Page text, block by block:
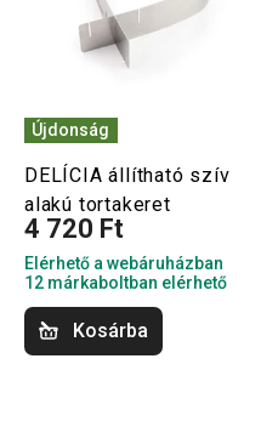
Újdonság
DELÍCIA állítható szív
alakú tortakeret
4 720 Ft
Elérhető a webáruházban
12 márkaboltban elérhető
Kosárba